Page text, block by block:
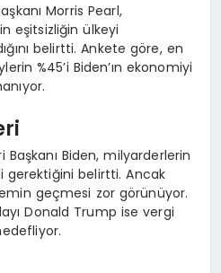
Morris Pearl,
eşitsizliğin ülkeyi
belirtti. Ankete göre, en
%45’i Biden’ın ekonomiyi
Biden, milyarderlerin
gerektiğini belirtti. Ancak
geçmesi zor görünüyor.
Donald Trump ise vergi